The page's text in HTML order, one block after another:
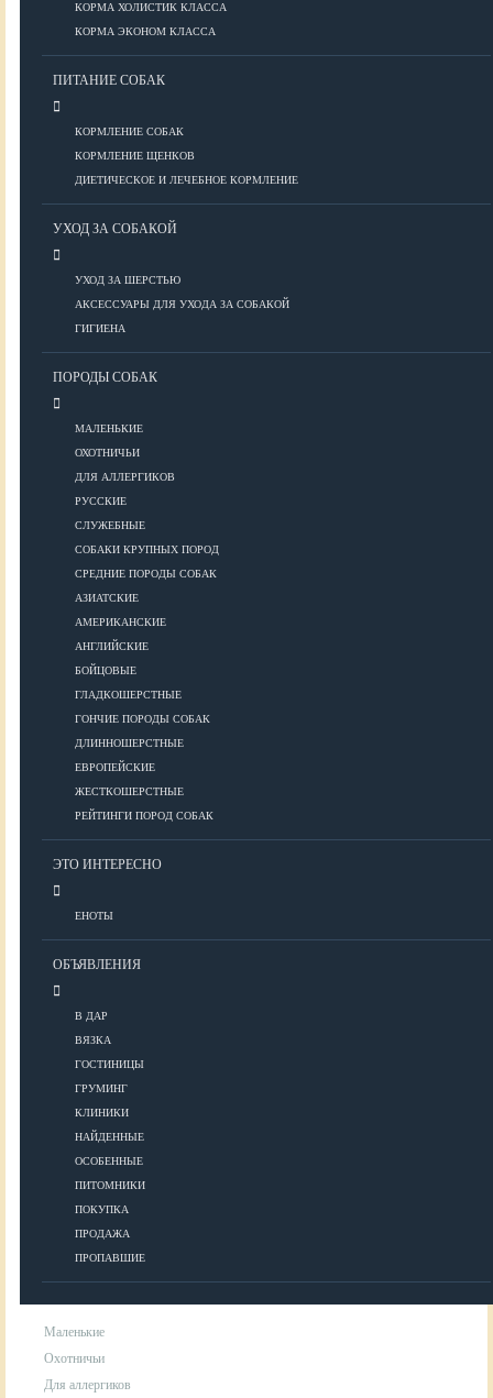
КОРМА ХОЛИСТИК КЛАССА
КОРМА ЭКОНОМ КЛАССА
ПИТАНИЕ СОБАК
КОРМЛЕНИЕ СОБАК
КОРМЛЕНИЕ ЩЕНКОВ
ДИЕТИЧЕСКОЕ И ЛЕЧЕБНОЕ КОРМЛЕНИЕ
УХОД ЗА СОБАКОЙ
УХОД ЗА ШЕРСТЬЮ
АКСЕССУАРЫ ДЛЯ УХОДА ЗА СОБАКОЙ
ГИГИЕНА
ПОРОДЫ СОБАК
МАЛЕНЬКИЕ
ОХОТНИЧЬИ
ДЛЯ АЛЛЕРГИКОВ
РУССКИЕ
СЛУЖЕБНЫЕ
СОБАКИ КРУПНЫХ ПОРОД
СРЕДНИЕ ПОРОДЫ СОБАК
АЗИАТСКИЕ
АМЕРИКАНСКИЕ
АНГЛИЙСКИЕ
БОЙЦОВЫЕ
ГЛАДКОШЕРСТНЫЕ
ГОНЧИЕ ПОРОДЫ СОБАК
ДЛИННОШЕРСТНЫЕ
ЕВРОПЕЙСКИЕ
ЖЕСТКОШЕРСТНЫЕ
РЕЙТИНГИ ПОРОД СОБАК
ЭТО ИНТЕРЕСНО
ЕНОТЫ
ОБЪЯВЛЕНИЯ
В ДАР
ВЯЗКА
ГОСТИНИЦЫ
ГРУМИНГ
КЛИНИКИ
НАЙДЕННЫЕ
ОСОБЕННЫЕ
ПИТОМНИКИ
ПОКУПКА
ПРОДАЖА
ПРОПАВШИЕ
ЗДОРОВЬЕ
Болезни глаз
Болезни ЖКТ
Болезни мочеполовой системы
Болезни ОДА
Болезни органов дыхания
Болезни сердца
Заболевания нервной системы
Инфекционные болезни
Кожные заболевания
Прочие болезни
Препараты
ВОСПИТАНИЕ
КОРМА
Корма холистик класса
Корма эконом класса
Кормление щенков
Диетическое и лечебное кормление
УХОД
Гигиена
Уход за шерстью
Аксессуары для ухода за собакой
Маленькие
Охотничьи
Для аллергиков